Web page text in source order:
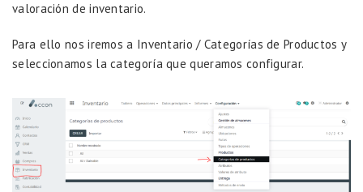
valoración de inventario.
Para ello nos iremos a Inventario / Categorías de Productos y
seleccionamos la categoría que queramos configurar.